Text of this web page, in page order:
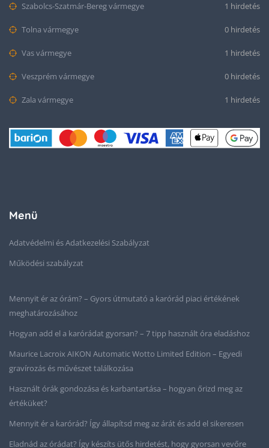
Szabolcs-Szatmár-Bereg vármegye 1 hirdetés
Tolna vármegye 0 hirdetés
Vas vármegye 1 hirdetés
Veszprém vármegye 0 hirdetés
Zala vármegye 1 hirdetés
Menü
Adatvédelmi és Adatkezelési Szabályzat
Működési szabályzat
Mennyit ér az órám? – Gyors útmutató a karórád piaci értékének
meghatározásához
Hogyan add el a karórádat gyorsan? – 7 tipp használt óra eladáshoz
Maurice Lacroix AIKON Automatic Wotto Limited Edition – Egyedi
gravírozás és művészet találkozása
Használt órák gondozása és karbantartása – hogyan őrizd meg az
értéküket?
Mennyit ér a karórád? Így állapítsd meg az árát és add el sikeresen
Eladnád az órádat? Így készíts ütős hirdetést, hogy gyorsan vevőre